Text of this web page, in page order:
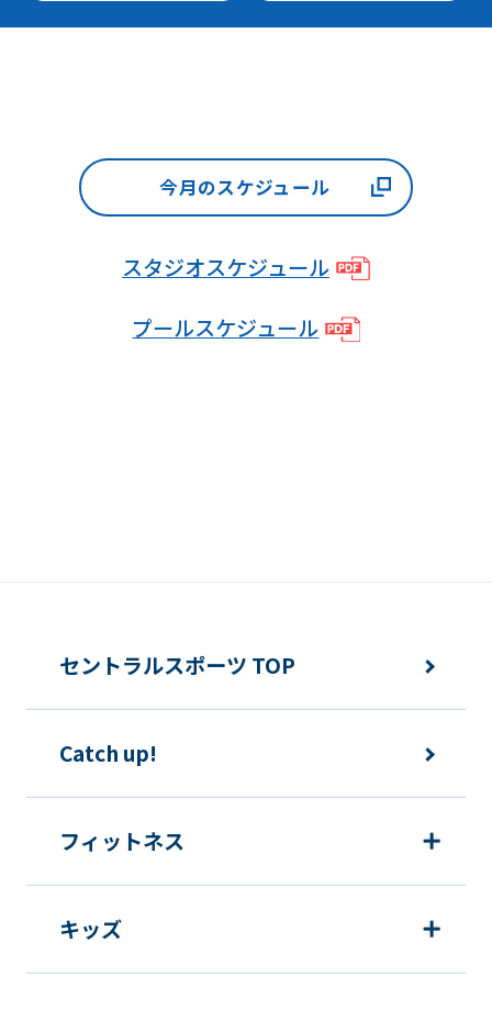
今月のスケジュール
スタジオスケジュール
プールスケジュール
differ
from
original
We
before
the
Automatic
セントラルスポーツ TOP
Catch up!
フィットネス
キッズ